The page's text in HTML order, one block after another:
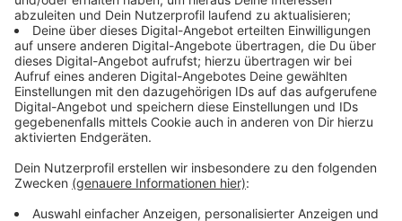
Unterstützung in Krankenhäusern oder
Pflegeeinrichtungen zählen.
Anzeige
Anzeige